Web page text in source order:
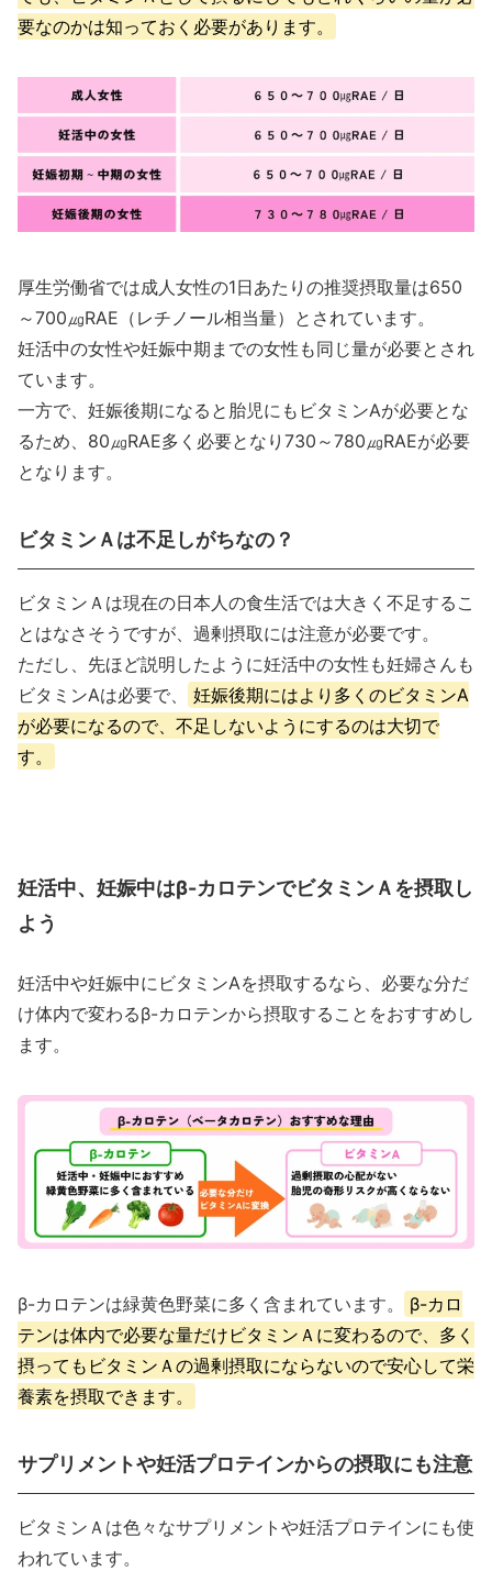
要なのかは知っておく必要があります。
厚生労働省では成人女性の1日あたりの推奨摂取量は650
～700㎍RAE（レチノール相当量）とされています。
妊活中の女性や妊娠中期までの女性も同じ量が必要とされ
ています。
一方で、妊娠後期になると胎児にもビタミンAが必要とな
るため、80㎍RAE多く必要となり730～780㎍RAEが必要
となります。
ビタミンＡは不足しがちなの？
ビタミンＡは現在の日本人の食生活では大きく不足するこ
とはなさそうですが、過剰摂取には注意が必要です。
ただし、先ほど説明したように妊活中の女性も妊婦さんも
ビタミンAは必要で、
妊娠後期にはより多くのビタミンA
が必要になるので、不足しないようにするのは大切で
す。
妊活中、妊娠中はβ-カロテンでビタミンＡを摂取し
よう
妊活中や妊娠中にビタミンAを摂取するなら、必要な分だ
け体内で変わるβ-カロテンから摂取することをおすすめし
ます。
β-カロテンは緑黄色野菜に多く含まれています。
β-カロ
テンは体内で必要な量だけビタミンＡに変わるので、多く
摂ってもビタミンＡの過剰摂取にならないので安心して栄
養素を摂取できます。
サプリメントや妊活プロテインからの摂取にも注意
ビタミンＡは色々なサプリメントや妊活プロテインにも使
われています。